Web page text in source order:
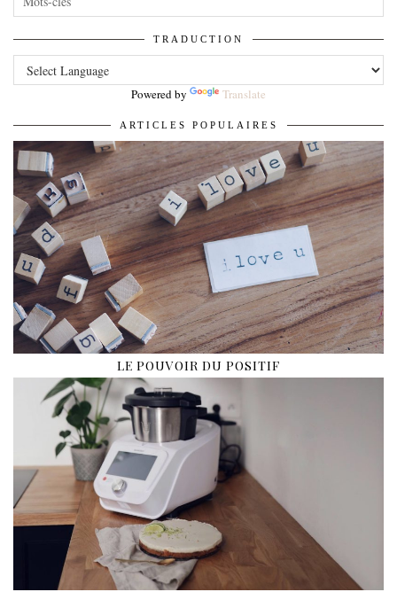
TRADUCTION
Powered by Translate
ARTICLES POPULAIRES
LE POUVOIR DU POSITIF